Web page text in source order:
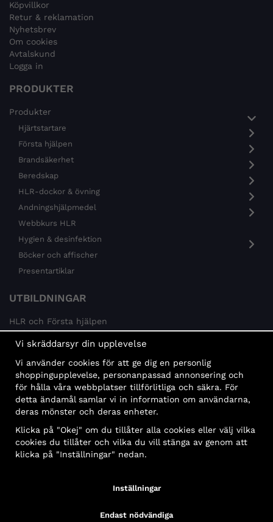
Köpvillkor
Retur & reklamation
Nyhetsbrev
Om cookies
Avtalskund
Logga in
PRODUKTER
Produkter
Hjärtstartare
Första hjälpen
Brandsäkerhet
Beredskap
HLR-dockor & övning
Andningshjälpmedel
Webbkurs HLR
Hygien & desinfektion
Böcker och affischer
Presentartiklar
UTBILDNINGAR
HLR och Första hjälpen
Psykisk hälsa
Brandskydd
MÅLGRUPPER
Offentlig sektor och företag
Privatpersoner
Delbetalning
Vi skräddarsyr din upplevelse
Vi använder cookies för att ge dig en personlig
shoppingupplevelse, personanpassad annonsering och
för hålla våra webbplatser tillförlitliga och säkra. För
detta ändamål samlar vi in information om användarna,
deras mönster och deras enheter.
Klicka på "Okej" om du tillåter alla cookies eller välj vilka
cookies du tillåter och vilka du vill stänga av genom att
klicka på "Inställningar" nedan.
Inställningar
Endast nödvändiga